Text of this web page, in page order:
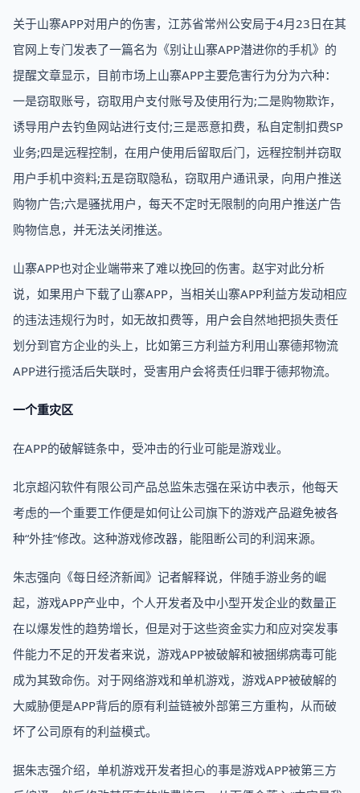
关于山寨APP对用户的伤害，江苏省常州公安局于4月23日在其
官网上专门发表了一篇名为《别让山寨APP潜进你的手机》的
提醒文章显示，目前市场上山寨APP主要危害行为分为六种：
一是窃取账号，窃取用户支付账号及使用行为;二是购物欺诈，
诱导用户去钓鱼网站进行支付;三是恶意扣费，私自定制扣费SP
业务;四是远程控制，在用户使用后留取后门，远程控制并窃取
用户手机中资料;五是窃取隐私，窃取用户通讯录，向用户推送
购物广告;六是骚扰用户，每天不定时无限制的向用户推送广告
购物信息，并无法关闭推送。
山寨APP也对企业端带来了难以挽回的伤害。赵宇对此分析
说，如果用户下载了山寨APP，当相关山寨APP利益方发动相应
的违法违规行为时，如无故扣费等，用户会自然地把损失责任
划分到官方企业的头上，比如第三方利益方利用山寨德邦物流
APP进行揽活后失联时，受害用户会将责任归罪于德邦物流。
一个重灾区
在APP的破解链条中，受冲击的行业可能是游戏业。
北京超闪软件有限公司产品总监朱志强在采访中表示，他每天
考虑的一个重要工作便是如何让公司旗下的游戏产品避免被各
种“外挂”修改。这种游戏修改器，能阻断公司的利润来源。
朱志强向《每日经济新闻》记者解释说，伴随手游业务的崛
起，游戏APP产业中，个人开发者及中小型开发企业的数量正
在以爆发性的趋势增长，但是对于这些资金实力和应对突发事
件能力不足的开发者来说，游戏APP被破解和被捆绑病毒可能
成为其致命伤。对于网络游戏和单机游戏，游戏APP被破解的
大威胁便是APP背后的原有利益链被外部第三方重构，从而破
坏了公司原有的利益模式。
据朱志强介绍，单机游戏开发者担心的事是游戏APP被第三方